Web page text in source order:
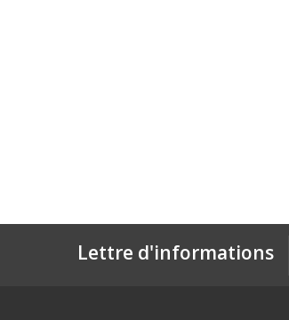
Lettre d'informations